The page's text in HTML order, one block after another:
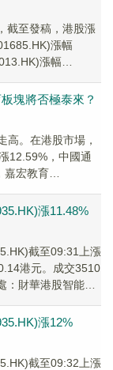
截至發稿，港股漲
漲幅
漲幅
塊將否極泰來？
高。在港股市場，
12.59%，中國通
嘉宏教育
漲11.48%
截至09:31上漲
港元。成交3510
財華港股智能寫
漲12%
截至09:32上漲